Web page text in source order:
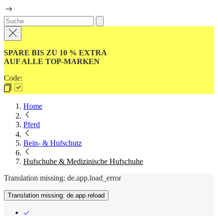
SPARE BIS ZU 10 % EXTRA
AUF ALLE TOP-MARKEN
Code:
Home
Pferd
Bein- & Hufschutz
Hufschuhe & Medizinische Hufschuhe
Translation missing: de.app.load_error
Translation missing: de.app.reload